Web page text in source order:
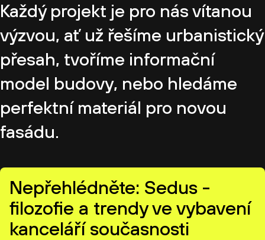
Každý projekt je pro nás vítanou
výzvou, ať už řešíme urbanistický
přesah, tvoříme informační
model budovy, nebo hledáme
perfektní materiál pro novou
fasádu.
Nepřehlédněte: Sedus -
filozofie a trendy ve vybavení
kanceláří současnosti